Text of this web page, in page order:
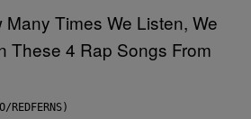
REDFERNS)